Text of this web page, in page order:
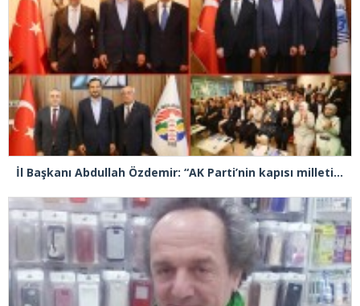
İl Başkanı Abdullah Özdemir: “AK Parti’nin kapısı milletine hizmet etmek isteyen herkese açıktır”